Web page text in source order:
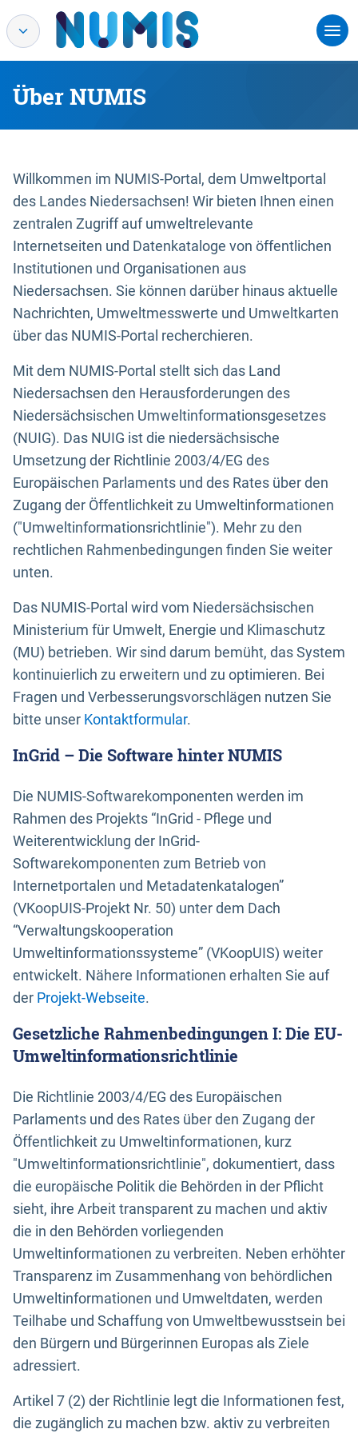
Über NUMIS
Willkommen im NUMIS-Portal, dem Umweltportal
des Landes Niedersachsen! Wir bieten Ihnen einen
zentralen Zugriff auf umweltrelevante
Internetseiten und Datenkataloge von öffentlichen
Institutionen und Organisationen aus
Niedersachsen. Sie können darüber hinaus aktuelle
Nachrichten, Umweltmesswerte und Umweltkarten
über das NUMIS-Portal recherchieren.
Mit dem NUMIS-Portal stellt sich das Land
Niedersachsen den Herausforderungen des
Niedersächsischen Umweltinformationsgesetzes
(NUIG). Das NUIG ist die niedersächsische
Umsetzung der Richtlinie 2003/4/EG des
Europäischen Parlaments und des Rates über den
Zugang der Öffentlichkeit zu Umweltinformationen
("Umweltinformationsrichtlinie"). Mehr zu den
rechtlichen Rahmenbedingungen finden Sie weiter
unten.
Das NUMIS-Portal wird vom Niedersächsischen
Ministerium für Umwelt, Energie und Klimaschutz
(MU) betrieben. Wir sind darum bemüht, das System
kontinuierlich zu erweitern und zu optimieren. Bei
Fragen und Verbesserungsvorschlägen nutzen Sie
bitte unser Kontaktformular.
InGrid – Die Software hinter NUMIS
Die NUMIS-Softwarekomponenten werden im
Rahmen des Projekts “InGrid - Pflege und
Weiterentwicklung der InGrid-
Softwarekomponenten zum Betrieb von
Internetportalen und Metadatenkatalogen”
(VKoopUIS-Projekt Nr. 50) unter dem Dach
“Verwaltungskooperation
Umweltinformationssysteme” (VKoopUIS) weiter
entwickelt. Nähere Informationen erhalten Sie auf
der Projekt-Webseite.
Gesetzliche Rahmenbedingungen I: Die EU-
Umweltinformationsrichtlinie
Die Richtlinie 2003/4/EG des Europäischen
Parlaments und des Rates über den Zugang der
Öffentlichkeit zu Umweltinformationen, kurz
"Umweltinformationsrichtlinie", dokumentiert, dass
die europäische Politik die Behörden in der Pflicht
sieht, ihre Arbeit transparent zu machen und aktiv
die in den Behörden vorliegenden
Umweltinformationen zu verbreiten. Neben erhöhter
Transparenz im Zusammenhang von behördlichen
Umweltinformationen und Umweltdaten, werden
Teilhabe und Schaffung von Umweltbewusstsein bei
den Bürgern und Bürgerinnen Europas als Ziele
adressiert.
Artikel 7 (2) der Richtlinie legt die Informationen fest,
die zugänglich zu machen bzw. aktiv zu verbreiten